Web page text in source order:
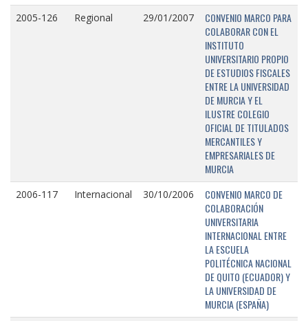
2005-126 Regional 29/01/2007
CONVENIO MARCO PARA
COLABORAR CON EL
INSTITUTO
UNIVERSITARIO PROPIO
DE ESTUDIOS FISCALES
ENTRE LA UNIVERSIDAD
DE MURCIA Y EL
ILUSTRE COLEGIO
OFICIAL DE TITULADOS
MERCANTILES Y
EMPRESARIALES DE
MURCIA
2006-117 Internacional 30/10/2006
CONVENIO MARCO DE
COLABORACIÓN
UNIVERSITARIA
INTERNACIONAL ENTRE
LA ESCUELA
POLITÉCNICA NACIONAL
DE QUITO (ECUADOR) Y
LA UNIVERSIDAD DE
MURCIA (ESPAÑA)